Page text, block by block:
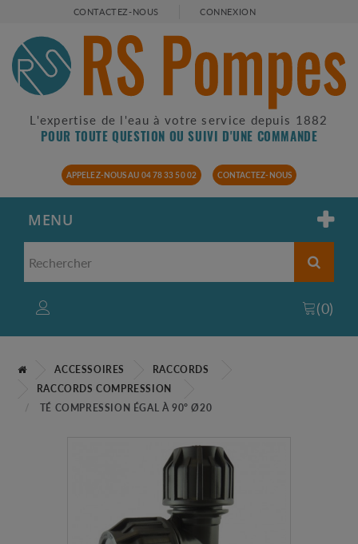
CONTACTEZ-NOUS CONNEXION
L'expertise de l'eau à votre service depuis 1882
POUR TOUTE QUESTION OU SUIVI D'UNE COMMANDE
APPELEZ-NOUS AU 04 78 33 50 02 CONTACTEZ-NOUS
MENU
(0)
ACCESSOIRES
RACCORDS
RACCORDS COMPRESSION
TÉ COMPRESSION ÉGAL À 90° Ø20